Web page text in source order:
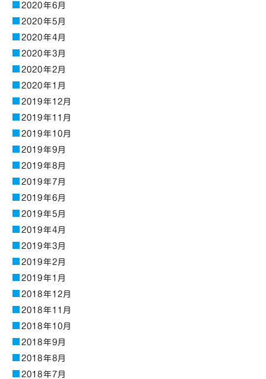
2020年6月
2020年5月
2020年4月
2020年3月
2020年2月
2020年1月
2019年12月
2019年11月
2019年10月
2019年9月
2019年8月
2019年7月
2019年6月
2019年5月
2019年4月
2019年3月
2019年2月
2019年1月
2018年12月
2018年11月
2018年10月
2018年9月
2018年8月
2018年7月